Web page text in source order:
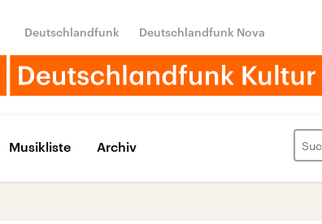
Deutschlandfunk Deutschlandfunk Nova
Musikliste Archiv